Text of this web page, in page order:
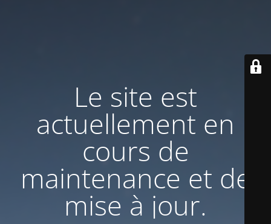
Le site est
actuellement en
cours de
maintenance et de
mise à jour.